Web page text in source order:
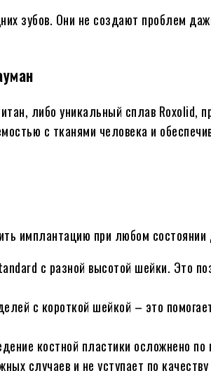
зубов. Они не создают проблем
либо уникальный сплав Roxolid,
с тканями человека и
имплантацию при любом состоянии
с разной высотой шейки. Это
с короткой шейкой – это
костной пластики осложнено
случаев и не уступает по